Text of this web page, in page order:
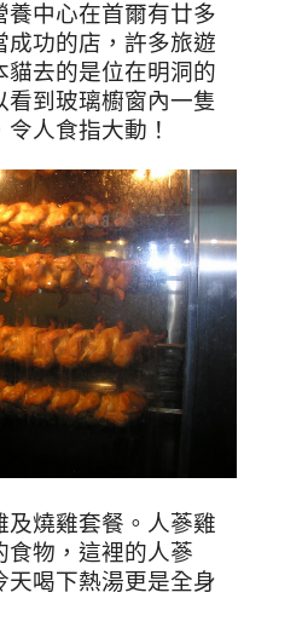
養中心在首爾有廿多
成功的店，許多旅遊
貓去的是位在明洞的
看到玻璃櫥窗內一隻
令人食指大動 ！
及燒雞套餐。人蔘雞
食物，這裡的人蔘
天喝下熱湯更是全身